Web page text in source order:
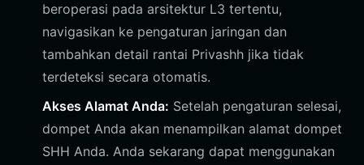
beroperasi pada arsitektur L3 tertentu,
navigasikan ke pengaturan jaringan dan
tambahkan detail rantai Privashh jika tidak
terdeteksi secara otomatis.
Akses Alamat Anda: Setelah pengaturan selesai,
dompet Anda akan menampilkan alamat dompet
SHH Anda. Anda sekarang dapat menggunakan